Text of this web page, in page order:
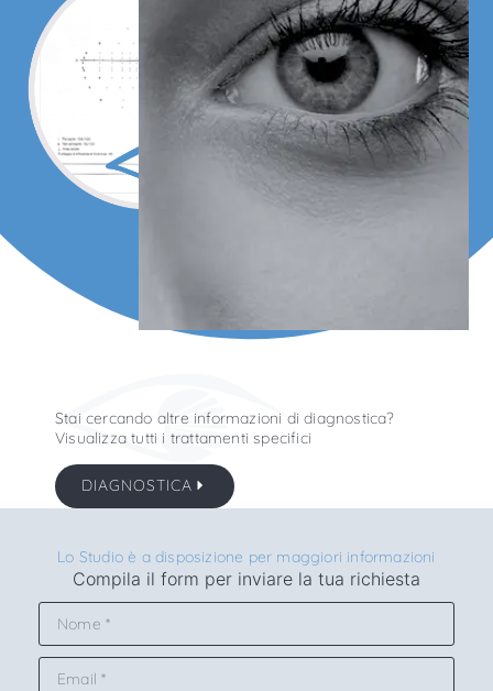
Stai cercando altre informazioni di diagnostica?
Visualizza tutti i trattamenti specifici
DIAGNOSTICA
Lo Studio è a disposizione per maggiori informazioni
Compila il form per inviare la tua richiesta